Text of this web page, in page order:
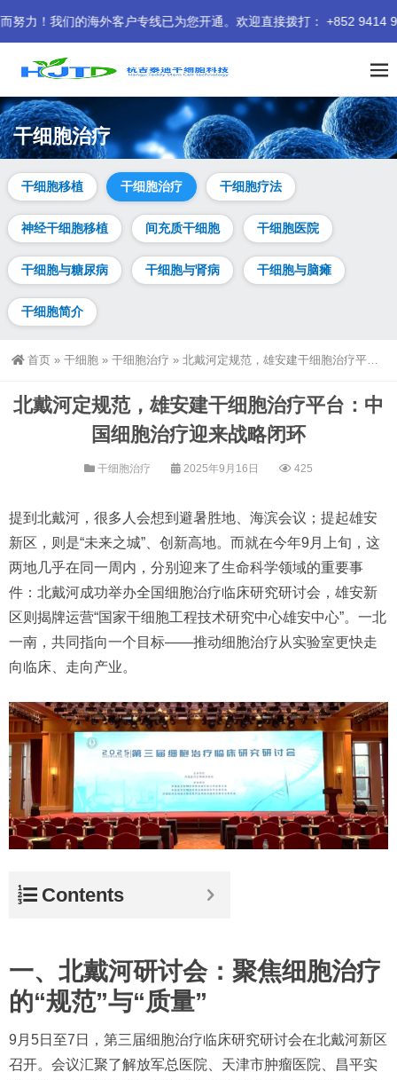
我们的海外客户专线已为您开通。欢迎直接拨打： +852 9414 9401
干细胞治疗
干细胞移植 干细胞治疗 干细胞疗法
神经干细胞移植 间充质干细胞 干细胞医院
干细胞与糖尿病 干细胞与肾病 干细胞与脑瘫
干细胞简介
首页 » 干细胞 » 干细胞治疗 » 北戴河定规范，雄安建干细胞治疗平台：中国细胞治疗迎来战略闭环
北戴河定规范，雄安建干细胞治疗平台：中
国细胞治疗迎来战略闭环
干细胞治疗 2025年9月16日 425
提到北戴河，很多人会想到避暑胜地、海滨会议；提起雄安
新区，则是“未来之城”、创新高地。而就在今年9月上旬，这
两地几乎在同一周内，分别迎来了生命科学领域的重要事
件：北戴河成功举办全国细胞治疗临床研究研讨会，雄安新
区则揭牌运营“国家干细胞工程技术研究中心雄安中心”。一北
一南，共同指向一个目标——推动细胞治疗从实验室更快走
向临床、走向产业。
Contents
一、北戴河研讨会：聚焦细胞治疗
的“规范”与“质量”
9月5日至7日，第三届细胞治疗临床研究研讨会在北戴河新区
召开。会议汇聚了解放军总医院、天津市肿瘤医院、昌平实